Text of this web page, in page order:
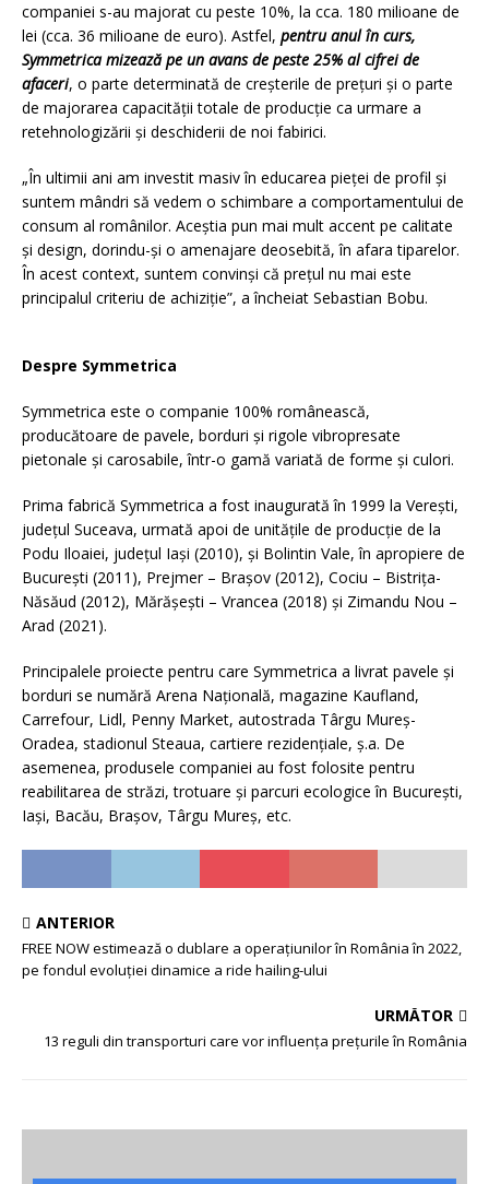
companiei s-au majorat cu peste 10%, la cca. 180 milioane de
lei (cca. 36 milioane de euro). Astfel, pentru anul în curs,
Symmetrica mizează pe un avans de peste 25% al cifrei de
afaceri, o parte determinată de creșterile de prețuri și o parte
de majorarea capacității totale de producție ca urmare a
retehnologizării și deschiderii de noi fabirici.
„În ultimii ani am investit masiv în educarea pieței de profil și
suntem mândri să vedem o schimbare a comportamentului de
consum al românilor. Aceștia pun mai mult accent pe calitate
și design, dorindu-și o amenajare deosebită, în afara tiparelor.
În acest context, suntem convinși că prețul nu mai este
principalul criteriu de achiziție”, a încheiat Sebastian Bobu.
Despre Symmetrica
Symmetrica este o companie 100% românească,
producătoare de pavele, borduri şi rigole vibropresate
pietonale şi carosabile, într-o gamă variată de forme şi culori.
Prima fabrică Symmetrica a fost inaugurată în 1999 la Vereşti,
judeţul Suceava, urmată apoi de unităţile de producţie de la
Podu Iloaiei, judeţul Iaşi (2010), şi Bolintin Vale, în apropiere de
Bucureşti (2011), Prejmer – Braşov (2012), Cociu – Bistriţa-
Năsăud (2012), Mărășești – Vrancea (2018) și Zimandu Nou –
Arad (2021).
Principalele proiecte pentru care Symmetrica a livrat pavele şi
borduri se numără Arena Naţională, magazine Kaufland,
Carrefour, Lidl, Penny Market, autostrada Târgu Mureș-
Oradea, stadionul Steaua, cartiere rezidențiale, ș.a. De
asemenea, produsele companiei au fost folosite pentru
reabilitarea de străzi, trotuare şi parcuri ecologice în București,
Iași, Bacău, Brașov, Târgu Mureș, etc.
ANTERIOR
FREE NOW estimează o dublare a operațiunilor în România în 2022,
pe fondul evoluției dinamice a ride hailing-ului
URMĂTOR
13 reguli din transporturi care vor influența prețurile în România